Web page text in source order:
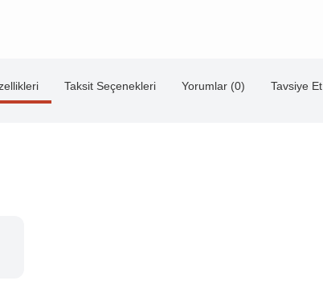
Taksit Seçenekleri Yorumlar (0) Tavsiye Et